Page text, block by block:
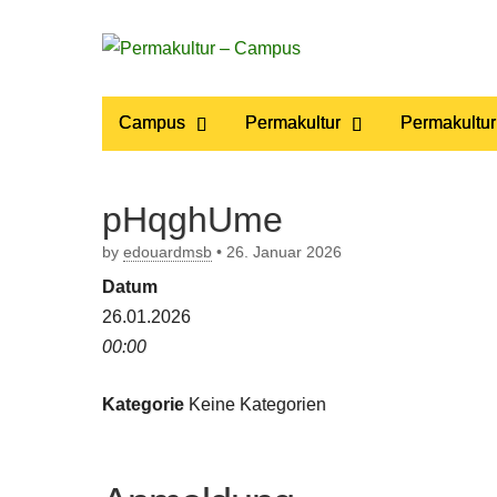
Permakultur
– Campus
Main
menu
Campus Permakultur
pHqghUme
by edouardmsb • 26. Januar 2026
Datum
26.01.2026
00:00
Kategorie Keine Kategorien